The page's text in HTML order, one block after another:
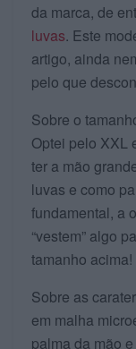
da marca, de
luvas. Este
artigo, ainda
pelo que
Sobre o
Optei pelo XXL
ter a mão
luvas e como
fundamental, a
“vestem” algo
tamanho acima!
Sobre as
em malha
palma da mão